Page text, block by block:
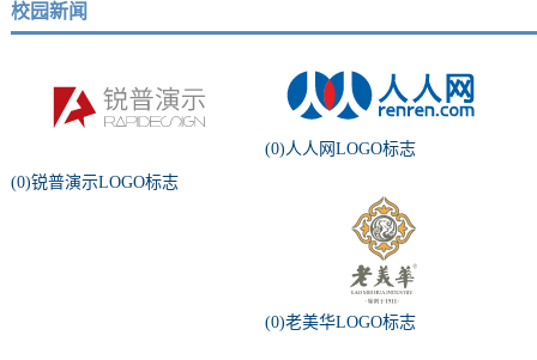
校园新闻
(0)锐普演示LOGO标志
(0)人人网LOGO标志
(0)老美华LOGO标志